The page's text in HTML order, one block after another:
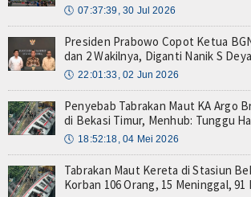
🕔 07:37:39, 30 Jul 2026
Presiden Prabowo Copot Ketua
dan 2 Wakilnya, Diganti Nanik S
🕔 22:01:33, 02 Jun 2026
Penyebab Tabrakan Maut KA Argo
di Bekasi Timur, Menhub: Tunggu
🕔 18:52:18, 04 Mei 2026
Tabrakan Maut Kereta di Stasiun
Korban 106 Orang, 15 Meninggal, 91